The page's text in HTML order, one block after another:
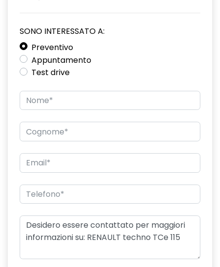
SONO INTERESSATO A:
Preventivo
Appuntamento
Test drive